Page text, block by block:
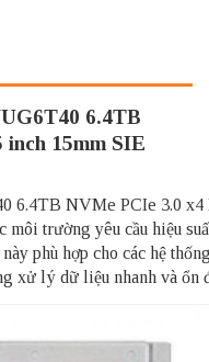
6.4TB
15mm SIE
6.4TB NVMe PCIe 3.0 x4
môi trường yêu cầu hiệu
phù hợp cho các hệ
xử lý dữ liệu nhanh và ổn